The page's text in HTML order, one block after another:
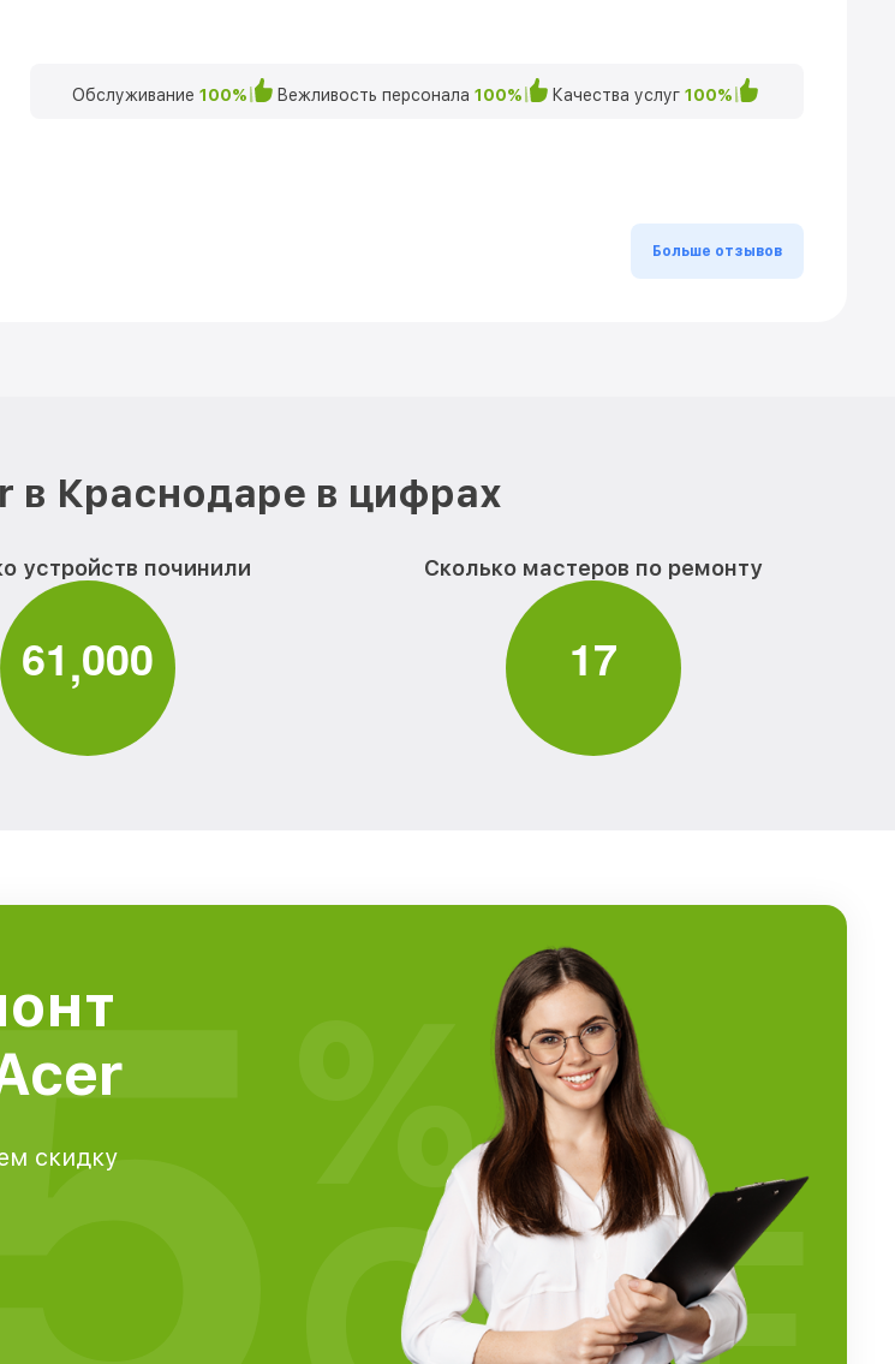
Обслуживание 100% Вежливость персонала 100% Качества услуг 100%
Больше отзывов
в Краснодаре в цифрах
устройств починили
61,000
Сколько мастеров по ремонту
17
скидку
%